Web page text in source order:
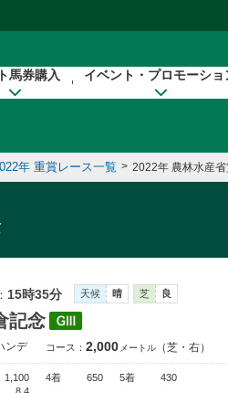
馬券購入 イベント・プロモーショ
年 重賞レース一覧 > 2022年 農林水産
15時35分 天候 晴 芝 良
記念
ンデ コース： 2,000 メートル （芝・右）
1,100 4着 650 5着
430